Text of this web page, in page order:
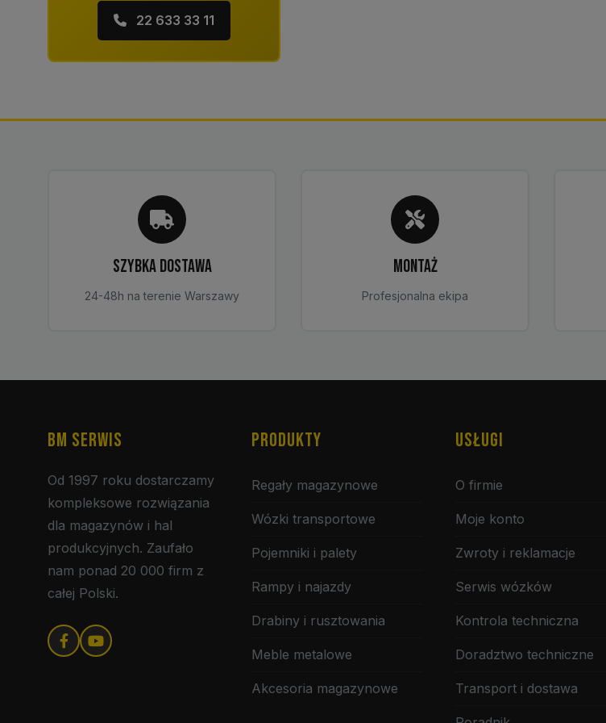
22 633 33 11
SZYBKA DOSTAWA
24-48h na terenie Warszawy
MONTAŻ
Profesjonalna ekipa
BM SERWIS
Od 1997 roku dostarczamy
kompleksowe rozwiązania
dla magazynów i hal
produkcyjnych. Zaufało
nam ponad 20 000 firm z
całej Polski.
PRODUKTY
Regały magazynowe
Wózki transportowe
Pojemniki i palety
Rampy i najazdy
Drabiny i rusztowania
Meble metalowe
Akcesoria magazynowe
USŁUGI
O firmie
Moje konto
Zwroty i reklamacje
Serwis wózków
Kontrola techniczna
Doradztwo techniczne
Transport i dostawa